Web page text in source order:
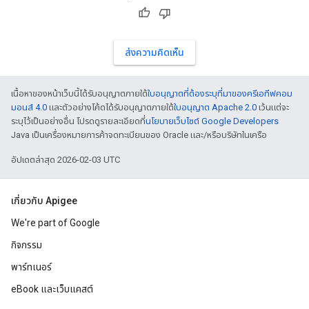
ส่งความคิดเห็น
เนื้อหาของหน้าเว็บนี้ได้รับอนุญาตภายใต้ใบอนุญาตที่ต้องระบุที่มาของครีเอทีฟคอม
มอนส์ 4.0 และตัวอย่างโค้ดได้รับอนุญาตภายใต้ใบอนุญาต Apache 2.0 เว้นแต่จะ
ระบุไว้เป็นอย่างอื่น โปรดดูรายละเอียดที่นโยบายเว็บไซต์ Google Developers
Java เป็นเครื่องหมายการค้าจดทะเบียนของ Oracle และ/หรือบริษัทในเครือ
อัปเดตล่าสุด 2026-02-03 UTC
เกี่ยวกับ Apigee
We're part of Google
กิจกรรม
พาร์ทเนอร์
eBook และเว็บแคสต์